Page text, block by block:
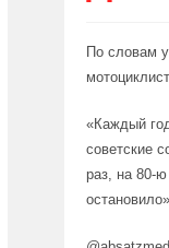
По словам
«Каждый
советские
раз, на 80-